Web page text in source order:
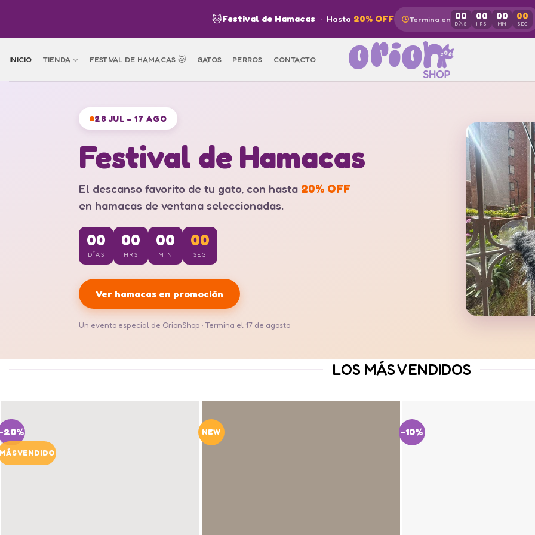
content
🐱Festival de Hamacas · Hasta 20% OFF Termina en 00
DÍAS
00
HRS
00
MIN
00
SEG
INICIO TIENDA FESTIVAL DE HAMACAS 🐱 GATOS PERROS CONTACTO
28 JUL – 17 AGO
Festival de Hamacas
El descanso favorito de tu gato, con hasta 20% OFF
en hamacas de ventana seleccionadas.
00
DÍAS
00
HRS
00
MIN
00
SEG
Ver hamacas en promoción
Un evento especial de OrionShop · Termina el 17 de agosto
LOS MÁS VENDIDOS
20%
VENDIDO
NEW -10%